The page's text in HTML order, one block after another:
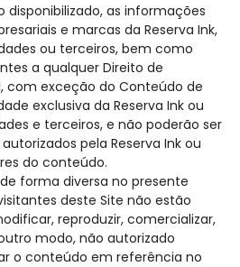
disponibilizado, as informações
e marcas da Reserva Ink,
ou terceiros, bem como
a qualquer Direito de
com exceção do Conteúdo de
exclusiva da Reserva Ink ou
e terceiros, e não poderão ser
pela Reserva Ink ou
do conteúdo.
forma diversa no presente
deste Site não estão
reproduzir, comercializar,
modo, não autorizado
o conteúdo em referência no